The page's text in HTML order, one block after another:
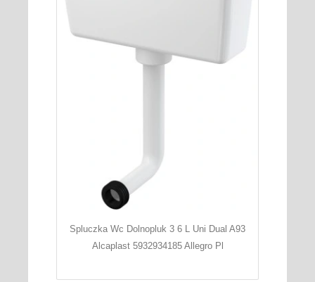
Spluczka Wc Dolnopluk 3 6 L Uni Dual A93
Alcaplast 5932934185 Allegro Pl